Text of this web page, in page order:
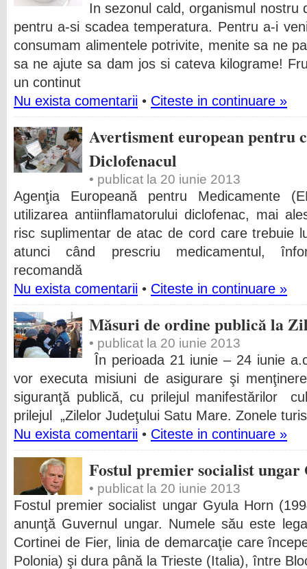
In sezonul cald, organismul nostru
pentru a-si scadea temperatura. Pentru a-i
consumam alimentele potrivite, menite sa ne
sa ne ajute sa dam jos si cateva kilograme!
un continut
Nu exista comentarii • Citeste in continuare »
Avertisment european pentru
Diclofenacul
• publicat la 20 iunie 2013
Agenţia Europeană pentru Medicamente
utilizarea antiinflamatorului diclofenac, mai
risc suplimentar de atac de cord care trebuie
atunci când prescriu medicamentul,
recomandă
Nu exista comentarii • Citeste in continuare »
Măsuri de ordine publică la
• publicat la 20 iunie 2013
În perioada 21 iunie – 24 iunie
vor executa misiuni de asigurare şi
siguranţă publică, cu prilejul manifestărilor
prilejul „Zilelor Judeţului Satu Mare. Zonele
Nu exista comentarii • Citeste in continuare »
Fostul premier socialist ungar
• publicat la 20 iunie 2013
Fostul premier socialist ungar Gyula Horn
anunţă Guvernul ungar. Numele său este
Cortinei de Fier, linia de demarcaţie care
Polonia) şi dura până la Trieste (Italia), între